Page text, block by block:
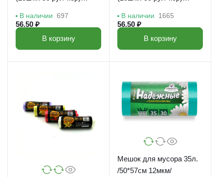
В наличии 697
56.50 ₽
В корзину
В наличии 1665
56.50 ₽
В корзину
Мешок для мусора 35л.
/50*57см 12мкм/